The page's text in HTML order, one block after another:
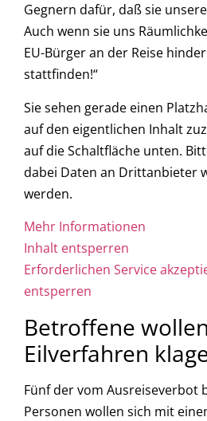
Gegnern dafür, daß sie
Auch wenn sie uns
EU-Bürger an der Reise
stattfinden!“
Sie sehen gerade einen
auf den eigentlichen Inhalt
auf die Schaltfläche unten.
dabei Daten an Drittanbieter
werden.
Mehr Informationen
Inhalt entsperren
Erforderlichen Service
entsperren
Betroffene
Eilverfahren
Fünf der vom Ausreiseverbot
Personen wollen sich mit